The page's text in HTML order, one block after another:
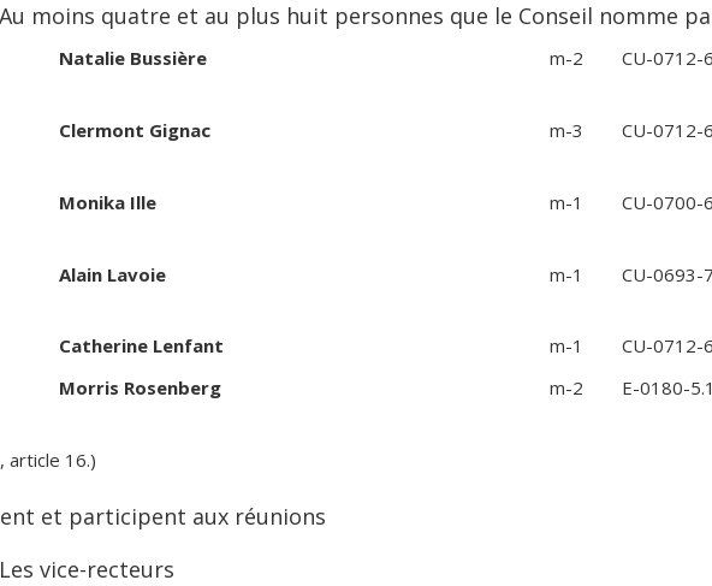
Au moins quatre et au plus huit personnes que le Conseil nomme
Natalie Bussière m-2 CU-0712-
Clermont Gignac
m-3 CU-0712-
Monika Ille
m-1 CU-0700-
Alain Lavoie
m-1 CU-0693-
Catherine Lenfant
m-1 CU-0712-
Morris Rosenberg
m-2 E-0180-
article 16.)
et participent aux réunions
Les vice-recteurs